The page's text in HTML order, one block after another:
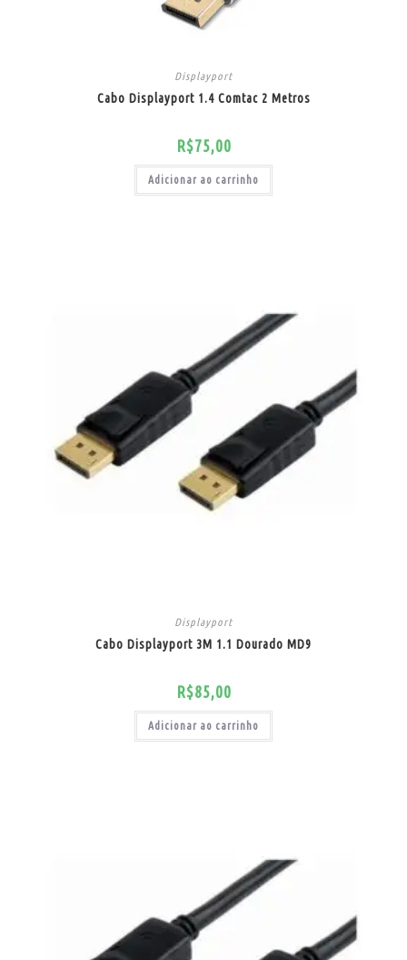
Displayport
Cabo Displayport 1.4 Comtac 2 Metros
R$75,00
Adicionar ao carrinho
Displayport
Cabo Displayport 3M 1.1 Dourado MD9
R$85,00
Adicionar ao carrinho